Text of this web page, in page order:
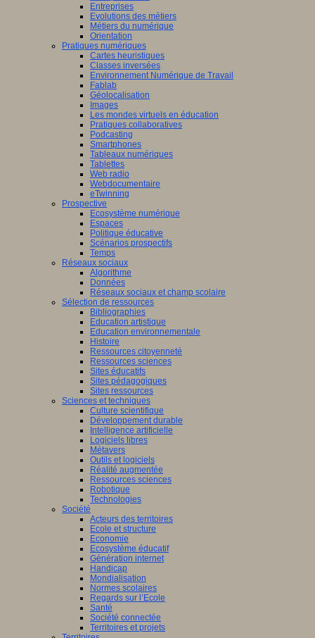
Entreprises
Evolutions des métiers
Métiers du numérique
Orientation
Pratiques numériques
Cartes heuristiques
Classes inversées
Environnement Numérique de Travail
Fablab
Géolocalisation
Images
Les mondes virtuels en éducation
Pratiques collaboratives
Podcasting
Smartphones
Tableaux numériques
Tablettes
Web radio
Webdocumentaire
eTwinning
Prospective
Ecosystème numérique
Espaces
Politique éducative
Scénarios prospectifs
Temps
Réseaux sociaux
Algorithme
Données
Réseaux sociaux et champ scolaire
Sélection de ressources
Bibliographies
Education artistique
Education environnementale
Histoire
Ressources citoyenneté
Ressources sciences
Sites éducatifs
Sites pédagogiques
Sites ressources
Sciences et techniques
Culture scientifique
Développement durable
Intelligence artificielle
Logiciels libres
Métavers
Outils et logiciels
Réalité augmentée
Ressources sciences
Robotique
Technologies
Société
Acteurs des territoires
Ecole et structure
Economie
Ecosystème éducatif
Génération internet
Handicap
Mondialisation
Normes scolaires
Regards sur l’Ecole
Santé
Société connectée
Territoires et projets